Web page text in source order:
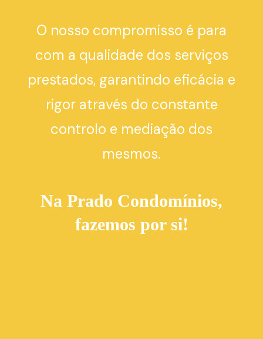
O nosso compromisso é para
com a qualidade dos serviços
prestados, garantindo eficácia e
rigor através do constante
controlo e mediação dos
mesmos.
Na Prado Condomínios,
fazemos por si!